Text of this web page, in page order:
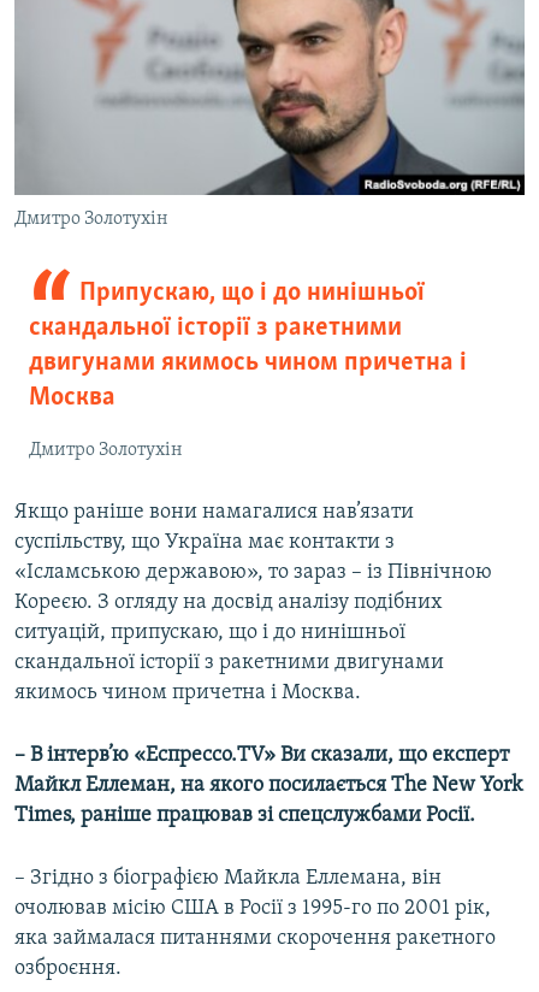
Дмитро Золотухін
Припускаю, що і до нинішньої
скандальної історії з ракетними
двигунами якимось чином причетна і
Москва
Дмитро Золотухін
Якщо раніше вони намагалися нав’язати
суспільству, що Україна має контакти з
«Ісламською державою», то зараз – із Північною
Кореєю. З огляду на досвід аналізу подібних
ситуацій, припускаю, що і до нинішньої
скандальної історії з ракетними двигунами
якимось чином причетна і Москва.
– В інтерв’ю «Еспрессо.TV» Ви сказали, що експерт
Майкл Еллеман, на якого посилається The New York
Times, раніше працював зі спецслужбами Росії.
– Згідно з біографією Майкла Еллемана, він
очолював місію США в Росії з 1995-го по 2001 рік,
яка займалася питаннями скорочення ракетного
озброєння.